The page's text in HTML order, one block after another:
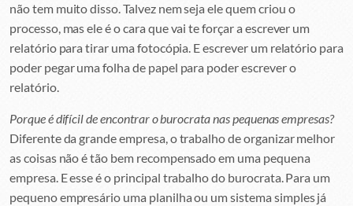
não tem muito disso. Talvez nem seja ele quem criou o
processo, mas ele é o cara que vai te forçar a escrever um
relatório para tirar uma fotocópia. E escrever um relatório para
poder pegar uma folha de papel para poder escrever o
relatório.
Porque é difícil de encontrar o burocrata nas pequenas empresas?
Diferente da grande empresa, o trabalho de organizar melhor
as coisas não é tão bem recompensado em uma pequena
empresa. E esse é o principal trabalho do burocrata. Para um
pequeno empresário uma planilha ou um sistema simples já